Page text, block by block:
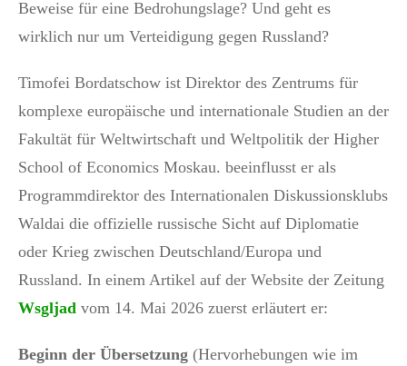
Beweise für eine Bedrohungslage? Und geht es
wirklich nur um Verteidigung gegen Russland?
Timofei Bordatschow ist Direktor des Zentrums für
komplexe europäische und internationale Studien an der
Fakultät für Weltwirtschaft und Weltpolitik der Higher
School of Economics Moskau. beeinflusst er als
Programmdirektor des Internationalen Diskussionsklubs
Waldai die offizielle russische Sicht auf Diplomatie
oder Krieg zwischen Deutschland/Europa und
Russland. In einem Artikel auf der Website der Zeitung
Wsgljad vom 14. Mai 2026 zuerst erläutert er:
Beginn der Übersetzung (Hervorhebungen wie im